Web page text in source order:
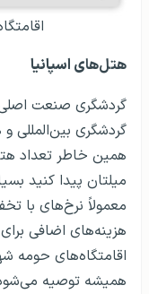
هتل‌های اسپانیا
گردشگری صنعت
گردشگری بین‌المللی
همین خاطر تعداد
میلتان پیدا کنید
معمولاً نرخ‌های با
هزینه‌های اضافی
اقامتگاه‌های حومه
همیشه توصیه می‌شود